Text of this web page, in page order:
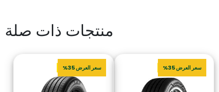
منتجات ذات صلة
سعر العرض 35% سعر العرض 35%